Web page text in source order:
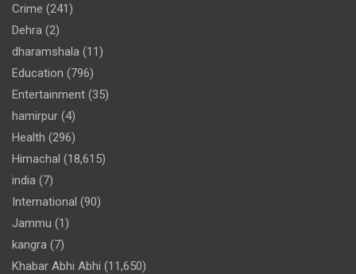
Crime (241)
Dehra (2)
dharamshala (11)
Education (796)
Entertainment (35)
hamirpur (4)
Health (296)
Himachal (18,615)
india (7)
International (90)
Jammu (1)
kangra (7)
Khabar Abhi Abhi (11,650)